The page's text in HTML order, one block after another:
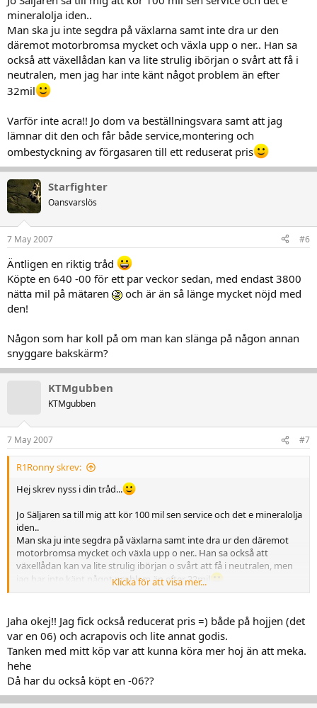
mineralolja iden..
Man ska ju inte segdra på växlarna samt inte dra ur den
däremot motorbromsa mycket och växla upp o ner.. Han sa
också att växellådan kan va lite strulig ibörjan o svårt att få i
neutralen, men jag har inte känt något problem än efter
32mil
Varför inte acra!! Jo dom va beställningsvara samt att jag
lämnar dit den och får både service,montering och
ombestyckning av förgasaren till ett reduserat pris
Starfighter
Oansvarslös
7 May 2007 #6
Äntligen en riktig tråd
Köpte en 640 -00 för ett par veckor sedan, med endast 3800
nätta mil på mätaren
och är än så länge mycket nöjd med
den!
Någon som har koll på om man kan slänga på någon annan
snyggare bakskärm?
KTMgubben
KTMgubben
7 May 2007 #7
R1Ronny skrev:
Hej skrev nyss i din tråd...
Jo Säljaren sa till mig att kör 100 mil sen service och det e mineralolja
iden..
Man ska ju inte segdra på växlarna samt inte dra ur den däremot
motorbromsa mycket och växla upp o ner.. Han sa också att
växellådan kan va lite strulig ibörjan o svårt att få i neutralen, men
jag har inte känt något problem än efter 32mil
den och får både service,montering och ombestyckning av
förgasaren till ett reduserat pris
Klicka för att visa mer...
Jaha okej!! Jag fick också reducerat pris =) både på hojjen (det
var en 06) och acrapovis och lite annat godis.
Tanken med mitt köp var att kunna köra mer hoj än att meka.
hehe
Då har du också köpt en -06??